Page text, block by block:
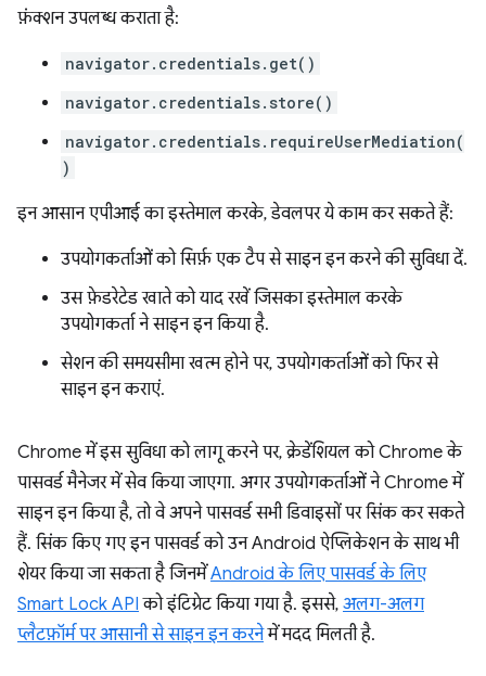
फ़ंक्शन उपलब्ध कराता है:
navigator.credentials.get()
navigator.credentials.store()
navigator.credentials.requireUserMediation(
)
इन आसान एपीआई का इस्तेमाल करके, डेवलपर ये काम कर सकते हैं:
उपयोगकर्ताओं को सिर्फ़ एक टैप से साइन इन करने की सुविधा दें.
उस फ़ेडरेटेड खाते को याद रखें जिसका इस्तेमाल करके
उपयोगकर्ता ने साइन इन किया है.
सेशन की समयसीमा खत्म होने पर, उपयोगकर्ताओं को फिर से
साइन इन कराएं.
Chrome में इस सुविधा को लागू करने पर, क्रेडेंशियल को Chrome के
पासवर्ड मैनेजर में सेव किया जाएगा. अगर उपयोगकर्ताओं ने Chrome में
साइन इन किया है, तो वे अपने पासवर्ड सभी डिवाइसों पर सिंक कर सकते
हैं. सिंक किए गए इन पासवर्ड को उन Android ऐप्लिकेशन के साथ भी
शेयर किया जा सकता है जिनमेंAndroid के लिए पासवर्ड के लिए
Smart Lock API को इंटिग्रेट किया गया है. इससे, अलग-अलग
प्लैटफ़ॉर्म पर आसानी से साइन इन करनेमें मदद मिलती है.